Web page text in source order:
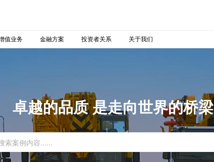
值业务 金融方案 投资者关系 关于我们
卓越的品质 是走向世界的桥梁